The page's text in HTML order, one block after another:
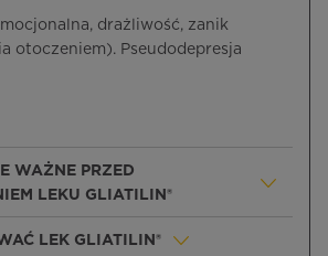
drażliwość, zanik
otoczeniem). Pseudodepresja
WAŻNE PRZED
LEKU GLIATILIN®
LEK GLIATILIN®